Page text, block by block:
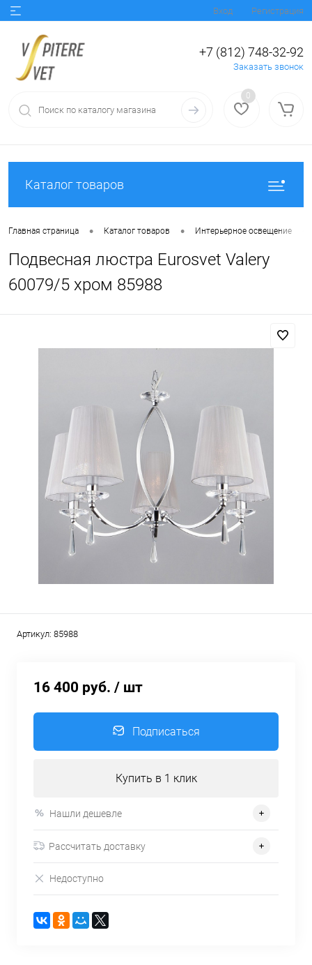
Вход Регистрация
+7 (812) 748-32-92
Заказать звонок
0
Каталог товаров
Главная страница • Каталог товаров • Интерьерное освещение
Подвесная люстра Eurosvet Valery
60079/5 хром 85988
Артикул: 85988
16 400 руб. / шт
Подписаться
Купить в 1 клик
Нашли дешевле
Рассчитать доставку
Недоступно